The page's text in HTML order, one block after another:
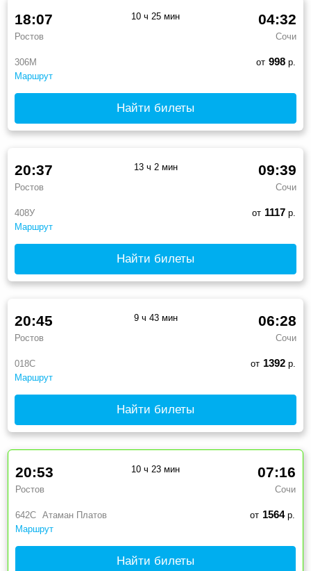
306М
Маршрут
18:07
Ростов
04:32
Сочи
10 ч 25 мин
от 998р.
Найти билеты
408У
Маршрут
20:37
Ростов
09:39
Сочи
13 ч 2 мин
от 1117р.
Найти билеты
018С
Маршрут
20:45
Ростов
06:28
Сочи
9 ч 43 мин
от 1392р.
Найти билеты
642С Атаман Платов
Маршрут
20:53
Ростов
07:16
Сочи
10 ч 23 мин
от 1564р.
Найти билеты